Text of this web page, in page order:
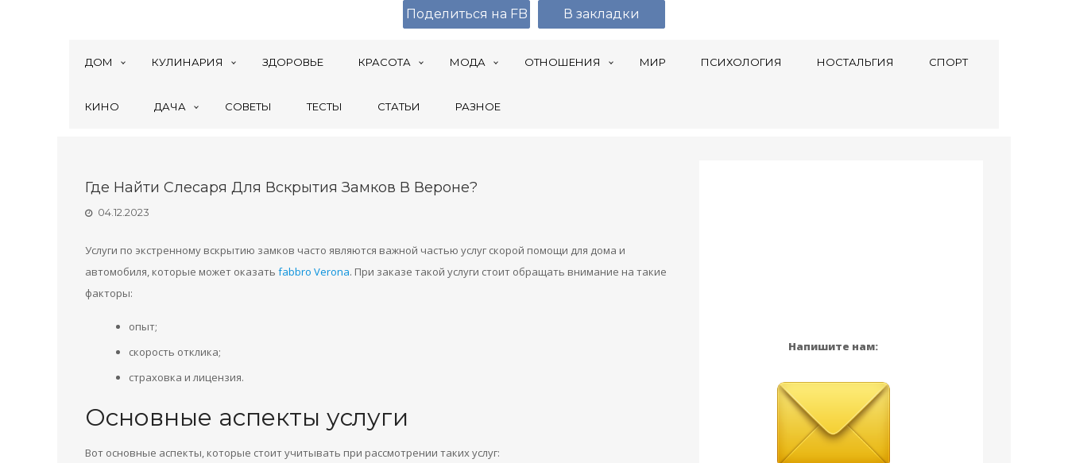
ДОМ КУЛИНАРИЯ ЗДОРОВЬЕ КРАСОТА МОДА ОТНОШЕНИЯ МИР ПСИХОЛОГИЯ НОСТАЛЬГИЯ СПОРТ
КИНО ДАЧА СОВЕТЫ ТЕСТЫ СТАТЬИ РАЗНОЕ
Где Найти Слесаря Для Вскрытия Замков В Вероне?
04.12.2023
Услуги по экстренному вскрытию замков часто являются важной частью услуг скорой помощи для дома и
автомобиля, которые может оказать fabbro Verona. При заказе такой услуги стоит обращать внимание на такие
факторы:
опыт;
скорость отклика;
страховка и лицензия.
Основные аспекты услуги
Вот основные аспекты, которые стоит учитывать при рассмотрении таких услуг:
Напишите нам:
Поделиться на FB В закладки